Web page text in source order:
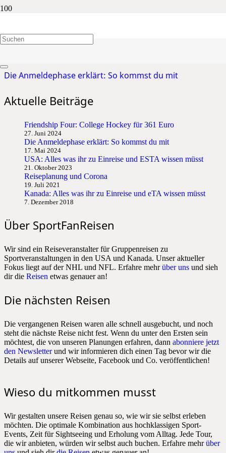
Warteliste
Die Anmeldephase erklärt: So kommst du mit
Aktuelle Beiträge
Friendship Four: College Hockey für 361 Euro
27. Juni 2024
Die Anmeldephase erklärt: So kommst du mit
17. Mai 2024
USA: Alles was ihr zu Einreise und ESTA wissen müsst
21. Oktober 2023
Reiseplanung und Corona
19. Juli 2021
Kanada: Alles was ihr zu Einreise und eTA wissen müsst
7. Dezember 2018
Über SportFanReisen
Wir sind ein Reiseveranstalter für Gruppenreisen zu
Sportveranstaltungen in den USA und Kanada. Unser aktueller
Fokus liegt auf der NHL und NFL. Erfahre mehrüber uns und sieh
dir die Reisen etwas genauer an!
Die nächsten Reisen
Die vergangenen Reisen waren alle schnell ausgebucht, und noch
steht die nächste Reise nicht fest. Wenn du unter den Ersten sein
möchtest, die von unseren Planungen erfahren, dann abonniere jetzt
den Newsletterund wir informieren dich einen Tag bevor wir die
Details auf unserer Webseite, Facebook und Co. veröffentlichen!
Wieso du mitkommen musst
Wir gestalten unsere Reisen genau so, wie wir sie selbst erleben
möchten. Die optimale Kombination aus hochklassigen Sport-
Events, Zeit für Sightseeing und Erholung vom Alltag. Jede Tour,
die wir anbieten, würden wir selbst auch buchen. Erfahre mehrüber